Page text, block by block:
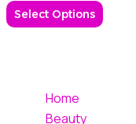
Select Options The
Home
Beauty